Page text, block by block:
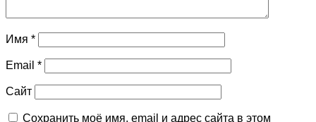
Имя *
Email *
Сайт
Сохранить моё имя, email и адрес сайта в этом